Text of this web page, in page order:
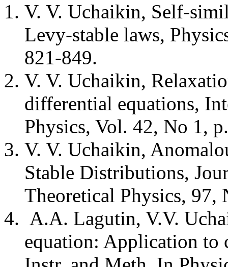
V. V. Uchaikin, Self-
Levy-stable laws,
821-849.
V. V. Uchaikin,
differential equations,
Physics, Vol. 42, No 1,
V. V. Uchaikin,
Stable Distributions,
Theoretical Physics, 97,
A.A. Lagutin, V.V.
equation: Application to